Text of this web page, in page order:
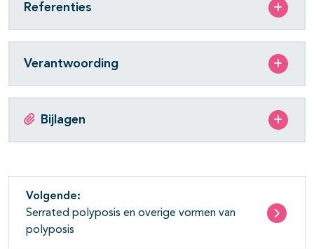
Referenties
Verantwoording
Bijlagen
Volgende:
Serrated polyposis en overige vormen van
polyposis